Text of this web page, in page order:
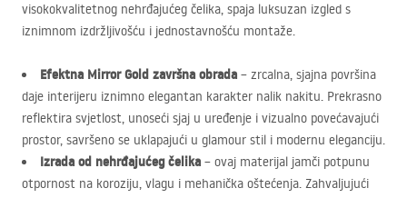
visokokvalitetnog nehrđajućeg čelika, spaja luksuzan izgled s
iznimnom izdržljivošću i jednostavnošću montaže.
Efektna Mirror Gold završna obrada – zrcalna, sjajna površina
daje interijeru iznimno elegantan karakter nalik nakitu. Prekrasno
reflektira svjetlost, unoseći sjaj u uređenje i vizualno povećavajući
prostor, savršeno se uklapajući u glamour stil i modernu eleganciju.
Izrada od nehrđajućeg čelika – ovaj materijal jamči potpunu
otpornost na koroziju, vlagu i mehanička oštećenja. Zahvaljujući